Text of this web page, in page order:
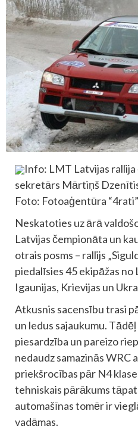
Info: LMT Latvijas
sekretārs Mārtiņš
Foto: Fotoaģentūra “4rati”
Neskatoties uz ārā
Latvijas čempionāta un
otrais posms – rallijs
piedalīsies 45 ekipāžas no
Igaunijas, Krievijas un
Atkusnis sacensību trasi
un ledus sajaukumu.
piesardzība un pareizo
nedaudz samazinās WRC
priekšrocības pār N4
tehniskais pārākums
automašīnas tomēr ir
vadāmas.